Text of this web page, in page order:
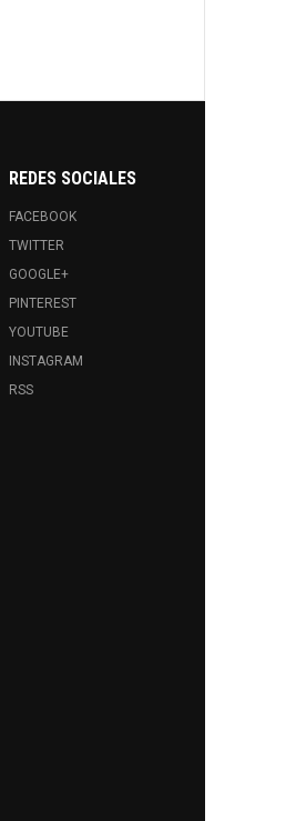
REDES SOCIALES
FACEBOOK
TWITTER
GOOGLE+
PINTEREST
YOUTUBE
INSTAGRAM
RSS